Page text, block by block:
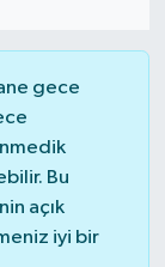
gece
Bu
açık
iyi bir